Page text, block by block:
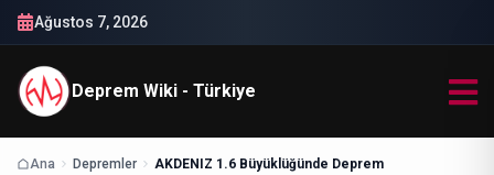
Ağustos 7, 2026
Deprem Wiki - Türkiye
Ana Depremler AKDENIZ 1.6 Büyüklüğünde Deprem